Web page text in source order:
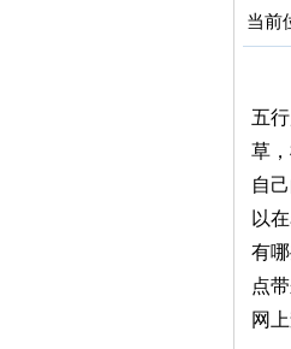
当前
五
草
自
以
有
点
网